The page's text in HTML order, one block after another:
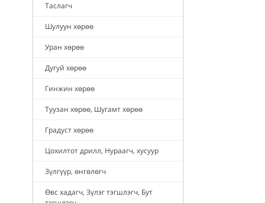
Таслагч
Шулуун хөрөө
Уран хөрөө
Дугуй хөрөө
Гинжин хөрөө
Туузан хөрөө, Шугамт хөрөө
Градуст хөрөө
Цохилтот дрилл, Нураагч, хусуур
Зүлгүүр, өнгөлөгч
Өвс хадагч, Зүлэг тэгшлэгч, Бут